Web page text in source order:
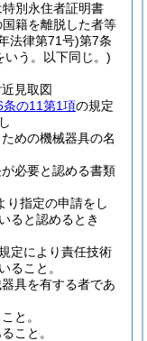
特別永住者証明書
籍を離脱した者等
法律第71号)第7条
いう。以下同じ。)
見取図
条の11第1項の規定
めの機械器具の名
必要と認める書類
り指定の申請をし
ると認めるとき
定により責任技術
ること。
具を有する者であ
と。
こと。